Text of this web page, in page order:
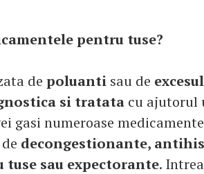
pentru tuse?
de poluanti sau de
si tratata cu ajutorul
gasi numeroase
decongestionante,
tuse sau expectorante.